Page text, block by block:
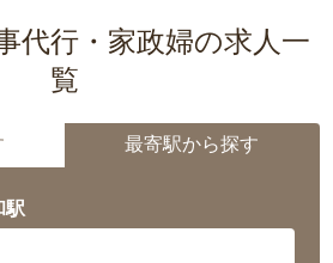
代行・家政婦の求人一
覧
最寄駅から探す
駅